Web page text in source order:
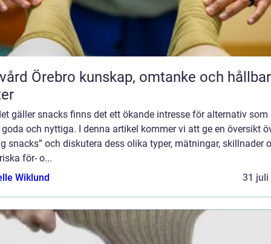
kunskap, omtanke och hållbara
gäller snacks finns det ett ökande intresse för alternativ som
och nyttiga. I denna artikel kommer vi att ge en översikt
snacks” och diskutera dess olika typer, mätningar, skillnader
för- o...
Wiklund
31 juli